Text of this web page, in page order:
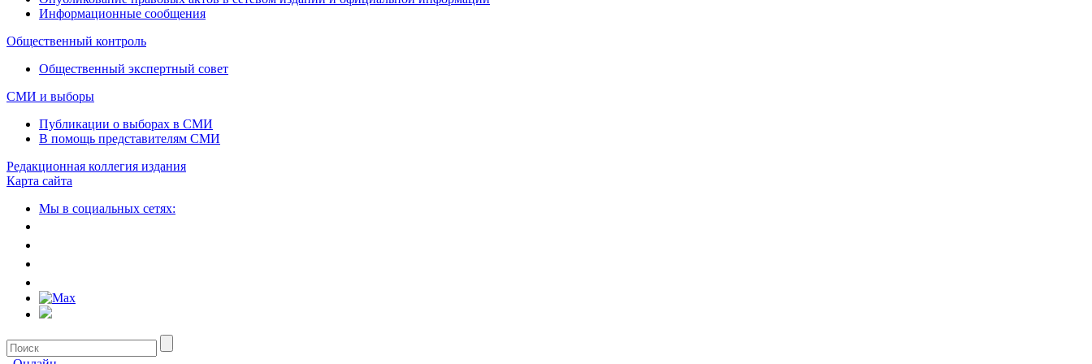
Информационные сообщения
Общественный контроль
Общественный экспертный совет
СМИ и выборы
Публикации о выборах в СМИ
В помощь представителям СМИ
Редакционная коллегия издания
Карта сайта
Мы в социальных сетях: